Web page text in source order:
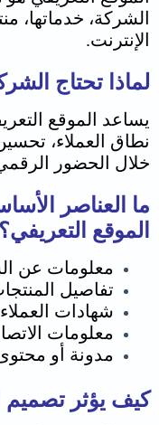
الشركة، خدماتها،
الإنترنت.
لماذا تحتاج
يساعد الموقع
نطاق العملاء،
خلال الحضور
ما العناصر
الموقع التعريفي؟
معلومات عن
تفاصيل
شهادات
معلومات
مدونة أو
كيف يؤثر تصميم